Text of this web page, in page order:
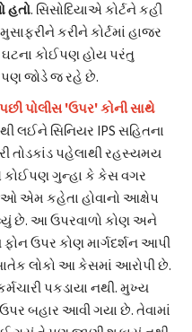
હતો. સિસોદિયાએ કોર્ટને કહી
કરીને કોર્ટમાં હાજર
કોઈપણ હોય પરંતુ
પણ જોડે જ રહે છે.
પોલીસ 'ઉપર' કોની સાથે
લઈને સિનિયર IPS સહિતના
તોડકાંડ પહેલાથી રહસ્યમય
કોઈપણ ગુન્હા કે કેસ વગર
એમ કહેતા હોવાનો આક્ષેપ
છે. આ ઉપરવાળો કોણ અને
ઉપર કોણ માર્ગદર્શન આપી
લોકો આ કેસમાં આરોપી છે.
પકડાયા નથી. મુખ્ય
બહાર આવી ગયા છે. તેવામાં